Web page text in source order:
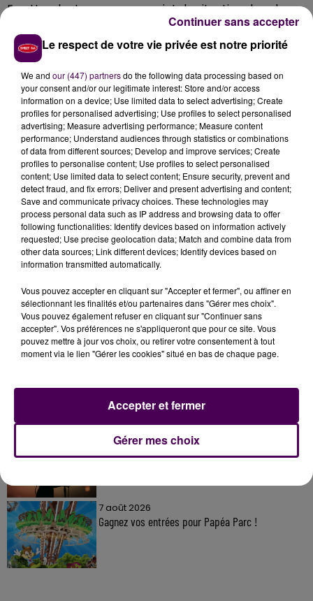
En attendant un nouveau point de situation dans le
courant de la journée, la ville dresse la liste des
secteurs touchés par cette coupure:route de Seine,
rue de la Sarcelle, chemin du Milouin, rue du Colvert,
angle du Chêne, brèche de l'Orangerie, chemin du
Pluvier, rue de la Sauvagine, chemin des Huttiers,
chaussée des Berges, promenade des Tilleuls,
Chaussée de Léry, voie Marmaille, allée des Triollées
et chemin des Enfants. Les habitants sont invités à
laisser leurs robinets fermés.
À LA UNE
11 juillet 2026
7 août 2026
Gagnez vos entrées pour Papéa Parc !
Le respect de votre vie privée est notre priorité
We and our (447) partnersdo the following data processing based on
your consent and/or our legitimate interest: Store and/or access
information on a device; Use limited data to select advertising; Create
profiles for personalised advertising; Use profiles to select personalised
advertising; Measure advertising performance; Measure content
performance; Understand audiences through statistics or combinations
of data from different sources; Develop and improve services; Create
profiles to personalise content; Use profiles to select personalised
content; Use limited data to select content; Ensure security, prevent and
detect fraud, and fix errors; Deliver and present advertising and content;
Save and communicate privacy choices. These technologies may
process personal data such as IP address and browsing data to offer
following functionalities: Identify devices based on information actively
requested; Use precise geolocation data; Match and combine data from
other data sources; Link different devices; Identify devices based on
information transmitted automatically.
Vous pouvez accepter en cliquant sur "Accepter et fermer", ou affiner en
sélectionnant les finalités et/ou partenaires dans "Gérer mes choix".
Vous pouvez également refuser en cliquant sur "Continuer sans
accepter". Vos préférences ne s'appliqueront que pour ce site. Vous
pouvez mettre à jour vos choix, ou retirer votre consentement à tout
moment via le lien "Gérer les cookies" situé en bas de chaque page.
Gérer mes choix
Accepter et fermer
Continuer sans accepter